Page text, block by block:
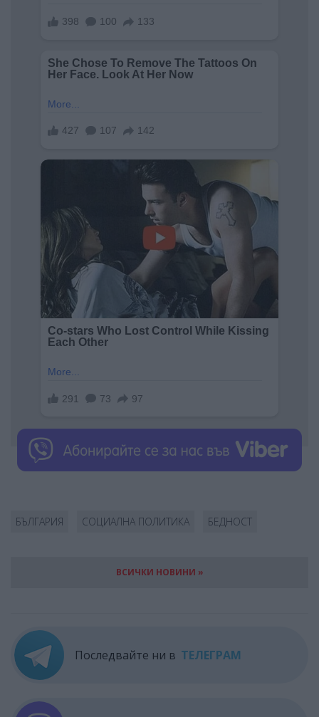
БЪЛГАРИЯ СОЦИАЛНА ПОЛИТИКА БЕДНОСТ
ВСИЧКИ НОВИНИ »
Последвайте ни в ТЕЛЕГРАМ